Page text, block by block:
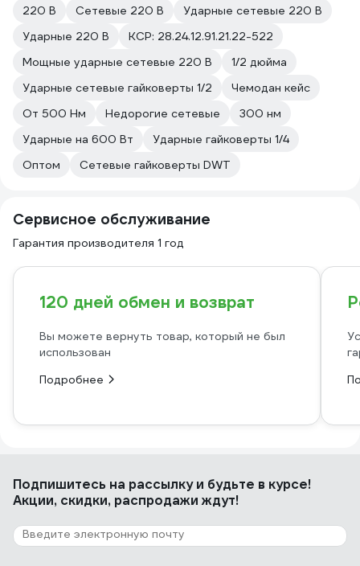
220 В
Сетевые 220 В
Ударные сетевые 220 В
Ударные 220 В
КСР: 28.24.12.91.21.22-522
Мощные ударные сетевые 220 В
1/2 дюйма
Ударные сетевые гайковерты 1/2
Чемодан кейс
От 500 Нм
Недорогие сетевые
300 нм
Ударные на 600 Вт
Ударные гайковерты 1/4
Оптом
Сетевые гайковерты DWT
Сервисное обслуживание
Гарантия производителя 1 год
120 дней обмен и возврат
Вы можете вернуть товар, который не был
использован
Подробнее
Подпишитесь на рассылкуи будьте в курсе!
Акции, скидки, распродажи ждут!